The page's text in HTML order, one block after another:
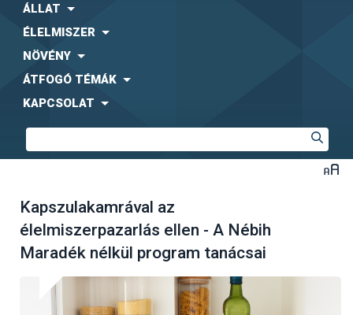
ÁLLAT
ÉLELMISZER
NÖVÉNY
ÁTFOGÓ TÉMÁK
KAPCSOLAT
Kapszulakamrával az
élelmiszerpazarlás ellen - A Nébih
Maradék nélkül program tanácsai